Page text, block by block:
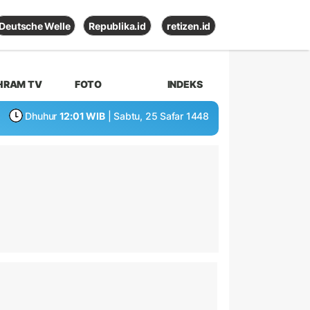
Deutsche Welle Republika.id retizen.id
TV FOTO INDEKS
Dhuhur 12:01 WIB | Sabtu, 25 Safar 1448